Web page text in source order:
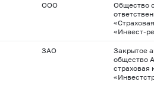
ООО
Общество
«Инвест-
ЗАО
Закрытое
общество
страховая